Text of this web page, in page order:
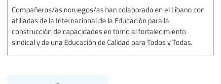
Compañeros/as noruegos/as han colaborado en el Líbano con
afiliadas de la Internacional de la Educación para la
construcción de capacidades en torno al fortalecimiento
sindical y de una Educación de Calidad para Todos y Todas.